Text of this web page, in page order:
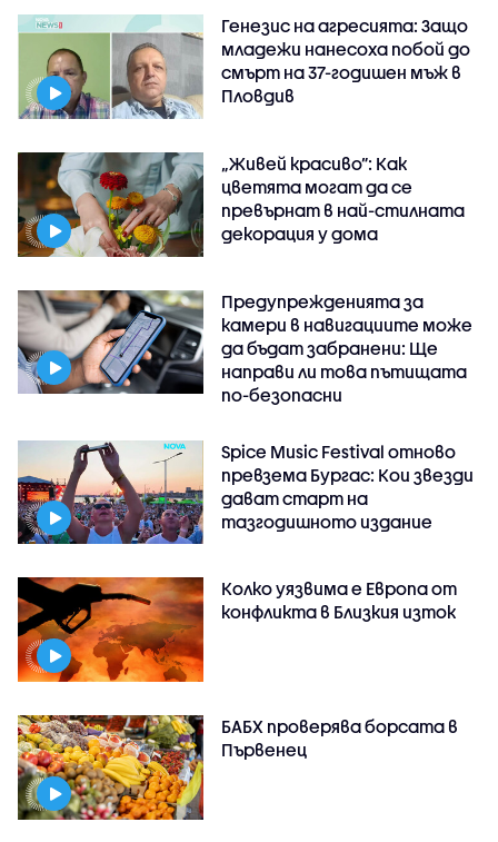
Генезис на агресията: Защо
младежи нанесоха побой до
смърт на 37-годишен мъж в
Пловдив
„Живей красиво”: Как
цветята могат да се
превърнат в най-стилната
декорация у дома
Предупрежденията за
камери в навигациите може
да бъдат забранени: Ще
направи ли това пътищата
по-безопасни
Spice Music Festival отново
превзема Бургас: Кои звезди
дават старт на
тазгодишното издание
Колко уязвима е Европа от
конфликта в Близкия изток
БАБХ проверява борсата в
Първенец